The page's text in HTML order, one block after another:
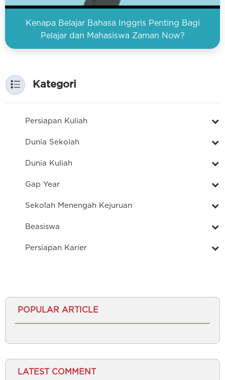
Kenapa Belajar Bahasa Inggris Penting Bagi
Pelajar dan Mahasiswa Zaman Now?
Kategori
Persiapan Kuliah
Dunia Sekolah
Dunia Kuliah
Gap Year
Sekolah Menengah Kejuruan
Beasiswa
Persiapan Karier
POPULAR ARTICLE
LATEST COMMENT